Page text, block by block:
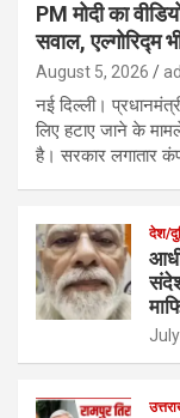
PM मोदी का
सवाल, एल्गोरिद्म
August 5, 2026
नई दिल्ली।
लिए हटाए जाने के
है। सरकार लगातार
देश/